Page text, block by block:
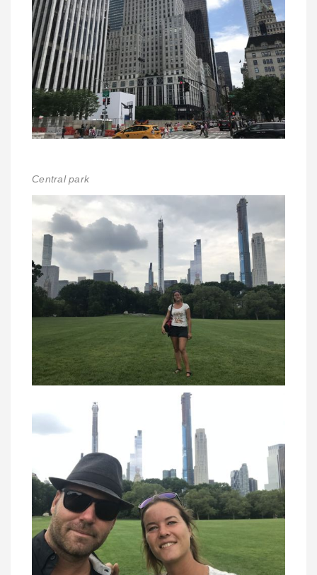
Central park